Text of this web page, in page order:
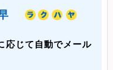
応じて自動でメール